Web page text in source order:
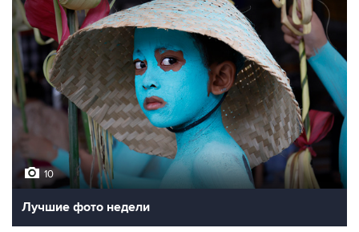
10
Лучшие фото недели